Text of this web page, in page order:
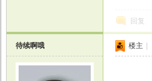
回复
待续啊哦 楼主